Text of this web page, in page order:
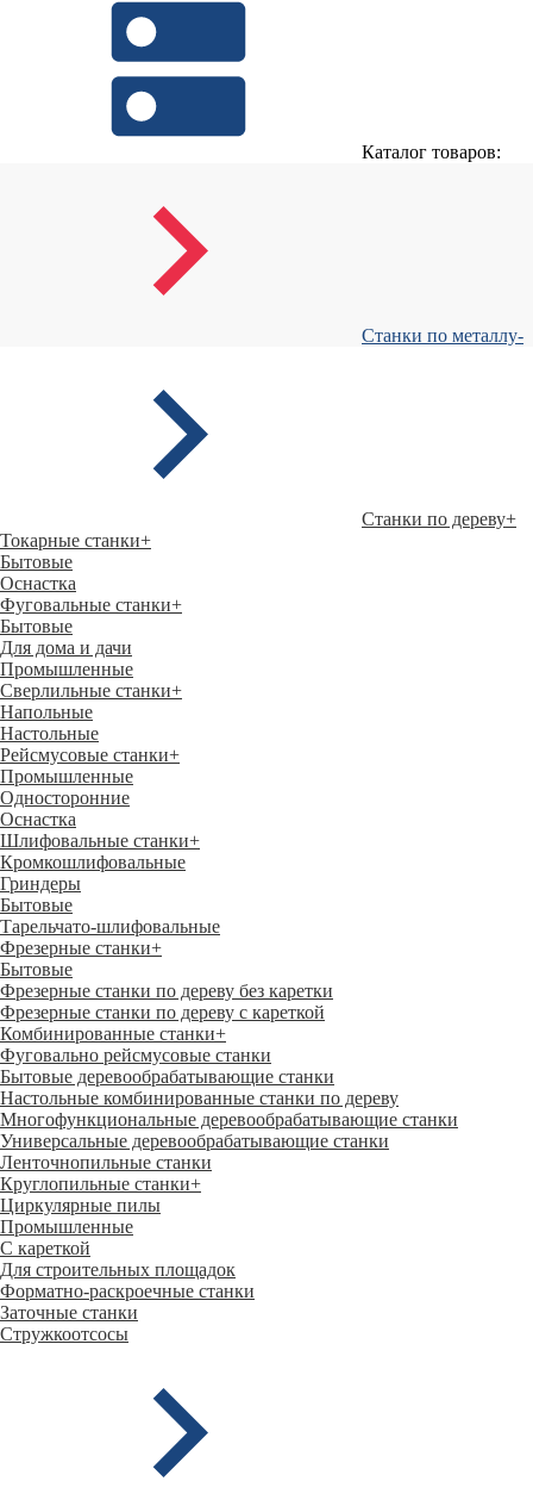
Каталог товаров:
Станки по металлу-
Станки по дереву+
Токарные станки+
Бытовые
Оснастка
Фуговальные станки+
Бытовые
Для дома и дачи
Промышленные
Сверлильные станки+
Напольные
Настольные
Рейсмусовые станки+
Промышленные
Односторонние
Оснастка
Шлифовальные станки+
Кромкошлифовальные
Гриндеры
Бытовые
Тарельчато-шлифовальные
Фрезерные станки+
Бытовые
Фрезерные станки по дереву без каретки
Фрезерные станки по дереву с кареткой
Комбинированные станки+
Фуговально рейсмусовые станки
Бытовые деревообрабатывающие станки
Настольные комбинированные станки по дереву
Многофункциональные деревообрабатывающие станки
Универсальные деревообрабатывающие станки
Ленточнопильные станки
Круглопильные станки+
Циркулярные пилы
Промышленные
С кареткой
Для строительных площадок
Форматно-раскроечные станки
Заточные станки
Стружкоотсосы